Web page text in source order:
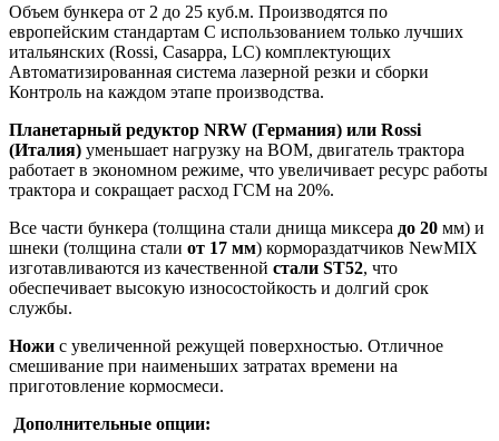
Объем бункера от 2 до 25 куб.м. Производятся по
европейским стандартам С использованием только лучших
итальянских (Rossi, Casappa, LC) комплектующих
Автоматизированная система лазерной резки и сборки
Контроль на каждом этапе производства.
Планетарный редуктор NRW (Германия) или Rossi
(Италия) уменьшает нагрузку на ВОМ, двигатель трактора
работает в экономном режиме, что увеличивает ресурс работы
трактора и сокращает расход ГСМ на 20%.
Все части бункера (толщина стали днища миксера до 20 мм) и
шнеки (толщина стали от 17 мм) кормораздатчиков NewMIX
изготавливаются из качественной стали ST52, что
обеспечивает высокую износостойкость и долгий срок
службы.
Ножи с увеличенной режущей поверхностью. Отличное
смешивание при наименьших затратах времени на
приготовление кормосмеси.
Дополнительные опции: